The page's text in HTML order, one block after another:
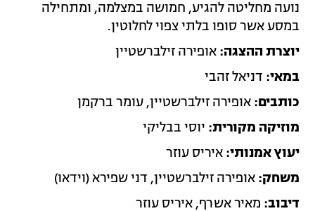
נועה מחליטה להגיע, חמושה במצלמה, ומתחילה
במסע אשר סופו בלתי צפוי לחלוטין.
יוצרת ההצגה: אופירה זילברשטיין
במאי: דניאל זהבי
כותבים: אופירה זילברשטיין, עומר ברקמן
מוזיקה מקורית: יוסי בבליקי
יעוץ אמנותי: איריס עוזר
משחק: אופירה זילברשטיין, דני שפירא (וידאו)
דיבוב: מאיר אשרף, איריס עוזר